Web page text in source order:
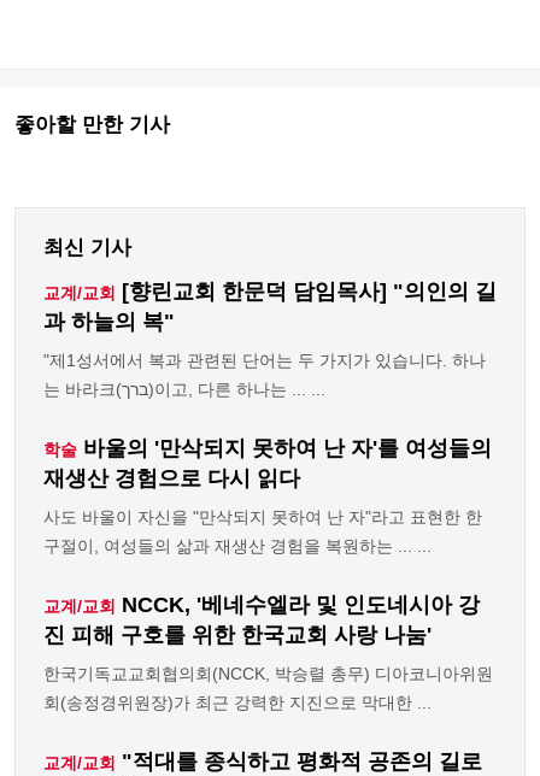
좋아할 만한 기사
최신 기사
교계/교회
[향린교회 한문덕 담임목사] "의인의 길
과 하늘의 복"
"제1성서에서 복과 관련된 단어는 두 가지가 있습니다. 하나
는 바라크(ברך)이고, 다른 하나는 ... ...
학술 바울의 '만삭되지 못하여 난 자'를 여성들의
재생산 경험으로 다시 읽다
사도 바울이 자신을 "만삭되지 못하여 난 자"라고 표현한 한
구절이, 여성들의 삶과 재생산 경험을 복원하는 ... ...
교계/교회 NCCK, '베네수엘라 및 인도네시아 강
진 피해 구호를 위한 한국교회 사랑 나눔'
한국기독교교회협의회(NCCK, 박승렬 총무) 디아코니아위원
회(송정경위원장)가 최근 강력한 지진으로 막대한 ...
교계/교회 "적대를 종식하고 평화적 공존의 길로